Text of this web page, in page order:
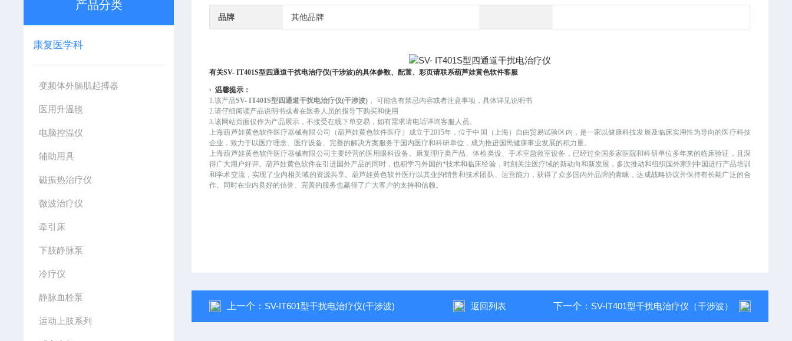
产品分类
康复医学科
变频体外膈肌起搏器
医用升温毯
电脑控温仪
辅助用具
磁振热治疗仪
微波治疗仪
牵引床
下肢静脉泵
冷疗仪
静脉血栓泵
运动上肢系列
品牌 其他品牌
有关SV- IT401S型四通道干扰电治疗仪(干涉波)的具体参数、配置、彩页请联系葫芦娃黄色软件客服
·温馨提示：
1.该产品SV- IT401S型四通道干扰电治疗仪(干涉波) ， 可能含有禁忌内容或者注意事项，具体详见说明书
2.请仔细阅读产品说明书或者在医务人员的指导下购买和使用
3.该网站页面仅作为产品展示，不接受在线下单交易，如有需求请电话详询客服人员。
上海葫芦娃黄色软件医疗器械有限公司（葫芦娃黄色软件医疗）成立于2015年，位于中国（上海）自由贸易试验区内，是一家以健康科技发展及临床实用性为导向的医疗科技
企业，致力于以医疗理念、医疗设备、完善的解决方案服务于国内医疗和科研单位，成为推进国民健康事业发展的积力量。
上海葫芦娃黄色软件医疗器械有限公司主要经营的医用眼科设备、康复理疗类产品、体检类设、手术室急救室设备，已经过全国多家医院和科研单位多年来的临床验证，且深
得广大用户好评。葫芦娃黄色软件在引进国外产品的同时，也积学习外国的*技术和临床经验，时刻关注医疗域的新动向和新发展，多次推动和组织国外家到中国进行产品培训
和学术交流，实现了业内相关域的资源共享。葫芦娃黄色软件医疗以其业的销售和技术团队、运营能力，获得了众多国内外品牌的青睐，达成战略协议并保持有长期广泛的合
作。同时在业内良好的信誉、完善的服务也赢得了广大客户的支持和信赖。
上一个： SV-IT601型干扰电治疗仪(干涉波) 返回列表 下一个： SV-IT401型干扰电治疗仪（干涉波）